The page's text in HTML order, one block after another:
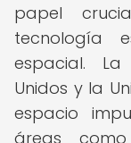
papel
tecnología
espacial.
Unidos y la
espacio
áreas